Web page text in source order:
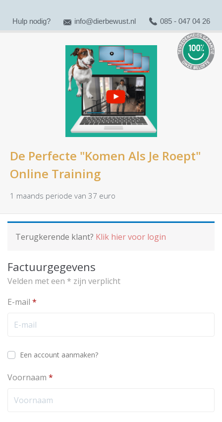
Hulp nodig? info@dierbewust.nl 085 - 047 04 26
De Perfecte "Komen Als Je Roept"
Online Training
1 maands periode van 37 euro
Terugkerende klant? Klik hier voor login
Factuurgegevens
Velden met een * zijn verplicht
E-mail *
Een account aanmaken?
Voornaam *